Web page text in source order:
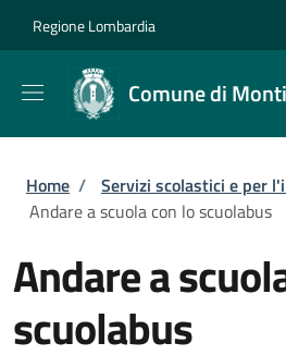
Regione Lombardia
Comune di
Briciole di pane
Home / Servizi scolastici e per
Andare a scuola con lo scuolabus
Andare a
scuolabus